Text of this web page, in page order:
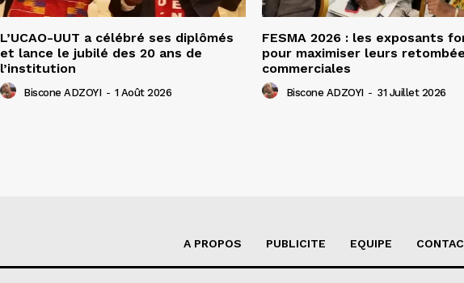
L’UCAO-UUT a célébré ses diplômés
et lance le jubilé des 20 ans de
l’institution
Biscone ADZOYI - 1 Août 2026
FESMA 2026 : les exposants
pour maximiser leurs
commerciales
Biscone ADZOYI - 31 Juillet 2026
A PROPOS PUBLICITE EQUIPE